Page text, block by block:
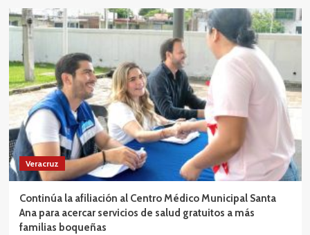
Veracruz
Continúa la afiliación al Centro Médico Municipal Santa
Ana para acercar servicios de salud gratuitos a más
familias boqueñas